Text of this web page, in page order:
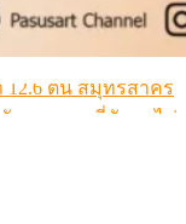
ตัน สมุทรสาคร
ลังราคาหมูที่สังคมไม่
ท/แผง เริ่ม 7 ส.ค.69